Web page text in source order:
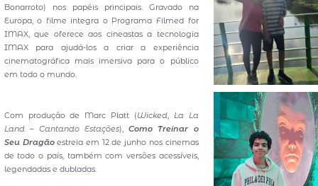
Bonarroto) nos papéis principais. Gravado na
Europa, o filme integra o Programa Filmed for
IMAX, que oferece aos cineastas a tecnologia
IMAX para ajudá-los a criar a experiência
cinematográfica mais imersiva para o público
em todo o mundo.
Com produção de Marc Platt (Wicked, La La
Land – Cantando Estações),Como Treinar o
Seu Dragãoestreia em 12 de junho nos cinemas
de todo o país, também com versões acessíveis,
legendadas e dubladas.